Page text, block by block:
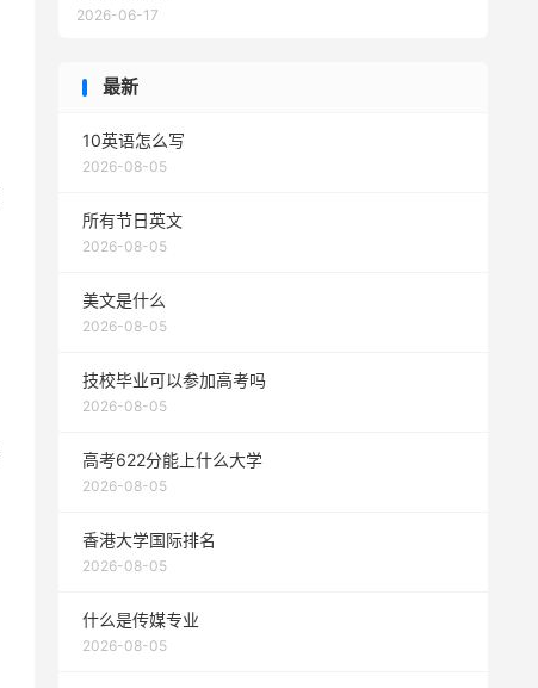
2026-06-17
最新
10英语怎么写
2026-08-05
所有节日英文
2026-08-05
美文是什么
2026-08-05
技校毕业可以参加高考吗
2026-08-05
高考622分能上什么大学
2026-08-05
香港大学国际排名
2026-08-05
什么是传媒专业
2026-08-05